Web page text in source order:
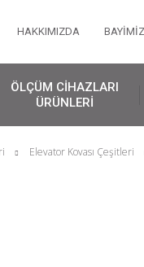
HAKKIMIZDA
ÖLÇÜM CİHAZLARI
ÜRÜNLERİ
Elevator Kovası Çeşitleri